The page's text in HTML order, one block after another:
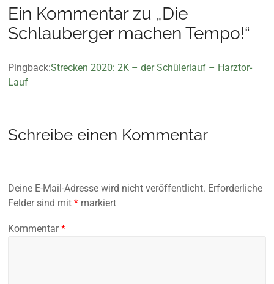
Ein Kommentar zu „Die
Schlauberger machen Tempo!“
Pingback:Strecken 2020: 2K – der Schülerlauf – Harztor-
Lauf
Schreibe einen Kommentar
Deine E-Mail-Adresse wird nicht veröffentlicht. Erforderliche
Felder sind mit* markiert
Kommentar*